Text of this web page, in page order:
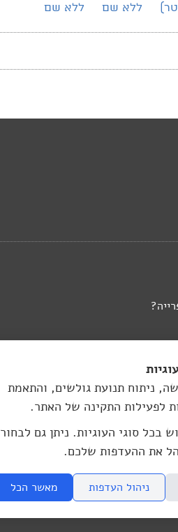
ללא שם ללא שם
ניתוח תנועת גולשים, והתאמת
לפעילות התקינה של האתר.
בכל סוגי העוגיות. ניתן גם לבחור
את ההעדפות שלכם.
ניהול העדפות מאשר הכל